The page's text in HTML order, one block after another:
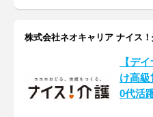
株式会社ネオキャリア ナイス
【デ
け高
0代活